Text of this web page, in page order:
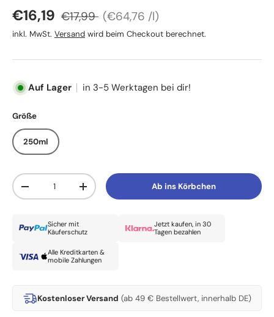
Verkaufspreis
€16,19 Normaler Preis
€17,99 Grundpreis
€64,76 /l
inkl. MwSt. Versand wird beim Checkout berechnet.
Auf Lager in 3-5 Werktagen bei dir!
Größe
250ml
Anzahl
Menge verringernMenge erhöhen Ab ins Körbchen
Sicher mit
Käuferschutz
Jetzt kaufen, in 30
Tagen bezahlen
Alle Kreditkarten &
mobile Zahlungen
Kostenloser Versand (ab 49 € Bestellwert, innerhalb DE)